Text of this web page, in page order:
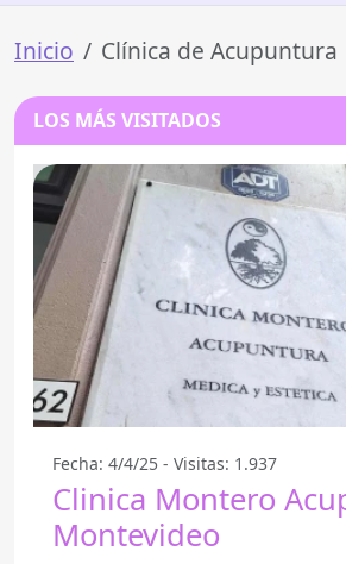
Inicio Clínica de Acupuntura
LOS MÁS VISITADOS
Fecha: 4/4/25 - Visitas: 1.937
Clinica Montero
Montevideo